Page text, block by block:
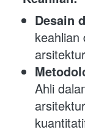
Desain
keahlian
Ahli